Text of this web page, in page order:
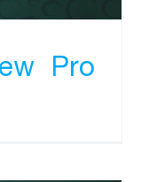
Pro